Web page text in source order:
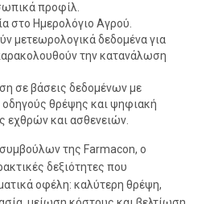
προφίλ.
στο Ημερολόγιο Αγρού.
μετεωρολογικά δεδομένα για
την κατανάλωση
σε βάσεις δεδομένων με
οδηγούς θρέψης και ψηφιακή
εχθρών και ασθενειών.
της Farmacon, ο
δεξιότητες που
οφέλη: καλύτερη θρέψη,